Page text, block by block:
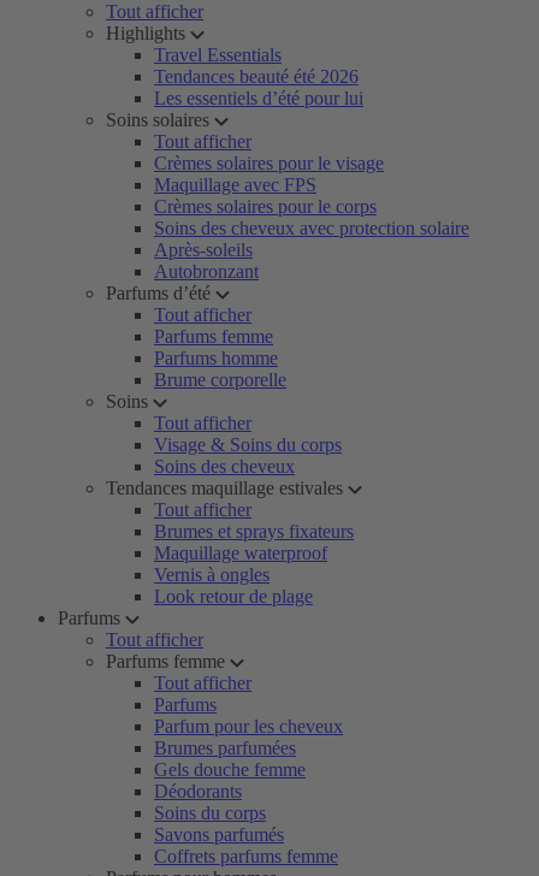
Tout afficher
Highlights
Travel Essentials
Tendances beauté été 2026
Les essentiels d’été pour lui
Soins solaires
Tout afficher
Crèmes solaires pour le visage
Maquillage avec FPS
Crèmes solaires pour le corps
Soins des cheveux avec protection solaire
Après-soleils
Autobronzant
Parfums d’été
Tout afficher
Parfums femme
Parfums homme
Brume corporelle
Soins
Tout afficher
Visage & Soins du corps
Soins des cheveux
Tendances maquillage estivales
Tout afficher
Brumes et sprays fixateurs
Maquillage waterproof
Vernis à ongles
Look retour de plage
Parfums
Tout afficher
Parfums femme
Tout afficher
Parfums
Parfum pour les cheveux
Brumes parfumées
Gels douche femme
Déodorants
Soins du corps
Savons parfumés
Coffrets parfums femme